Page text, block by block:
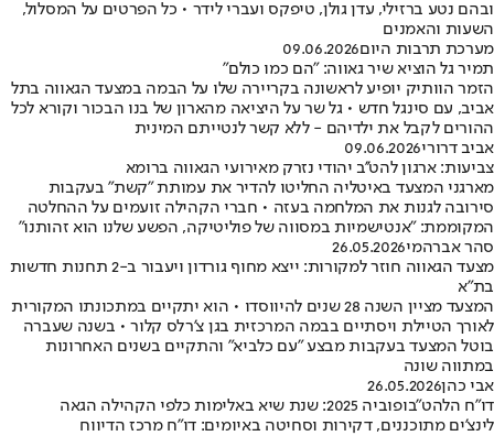
ובהם נטע ברזילי, עדן גולן, טיפקס ועברי לידר • כל הפרטים על המסלול,
השעות והאמנים
מערכת תרבות היום09.06.2026
תמיר גל הוציא שיר גאווה: "הם כמו כולם"
הזמר הוותיק יופיע לראשונה בקריירה שלו על הבמה במצעד הגאווה בתל
אביב, עם סינגל חדש • גל שר על היציאה מהארון של בנו הבכור וקורא לכל
ההורים לקבל את ילדיהם - ללא קשר לנטייתם המינית
אביב דרורי09.06.2026
צביעות: ארגון להט''ב יהודי נזרק מאירועי הגאווה ברומא
מארגני המצעד באיטליה החליטו להדיר את עמותת "קשת" בעקבות
סירובה לגנות את המלחמה בעזה • חברי הקהילה זועמים על ההחלטה
המקוממת: "אנטישמיות במסווה של פוליטיקה, הפשע שלנו הוא זהותנו"
סהר אברהמי26.05.2026
מצעד הגאווה חוזר למקורות: ייצא מחוף גורדון ויעבור ב-2 תחנות חדשות
בת"א
המצעד מציין השנה 28 שנים להיווסדו • הוא יתקיים במתכונתו המקורית
לאורך הטיילת ויסתיים בבמה המרכזית בגן צ'רלס קלור • בשנה שעברה
בוטל המצעד בעקבות מבצע "עם כלביא" והתקיים בשנים האחרונות
במתווה שונה
אבי כהן26.05.2026
דו"ח הלהט"בופוביה 2025: שנת שיא באלימות כלפי הקהילה הגאה
לינצ'ים מתוכננים, דקירות וסחיטה באיומים: דו"ח מרכז הדיווח